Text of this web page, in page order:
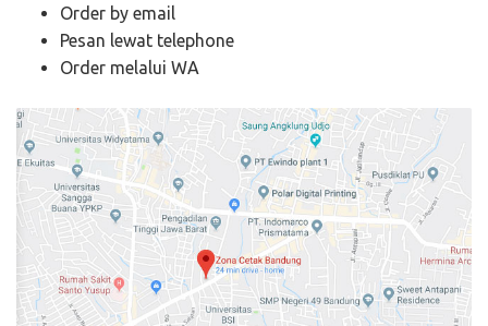
Order by email
Pesan lewat telephone
Order melalui WA